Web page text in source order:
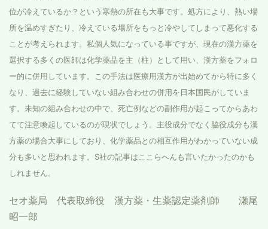
位が冷えているか？という寒熱の所在も大事です。処方により、熱い場
所を温めすぎたり、冷えている場所をもっと冷やしてしまって悪化する
ことが考えられます。私個人気になっている事ですが、現在の漢方薬を
選択する多くの医師は化学薬品を主（柱）として用い、漢方薬をフォロ
ー的に併用しています。この手法は医療用漢方が出始めてから特に多く
なり、過去に経験していない組み合わせの併用を日本国民がしていま
す。未知の組み合わせの中で、死亡例などの副作用が起こってからあわ
てて注意喚起しているのが現状でしょう。主役成分でなく脇役成分も漢
方薬の場合大事にしており、化学薬品との相互作用がわかっていない成
分も多いと思われます。S社の記事はここらへんも言いたかったのかも
しれません。
セオ薬局 代表取締役 漢方薬・生薬認定薬剤師 瀬尾
昭一郎